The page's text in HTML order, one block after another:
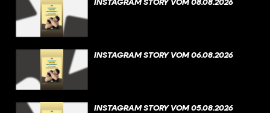
INSTAGRAM STORY VOM 06.08.2026
INSTAGRAM STORY VOM 05.08.2026